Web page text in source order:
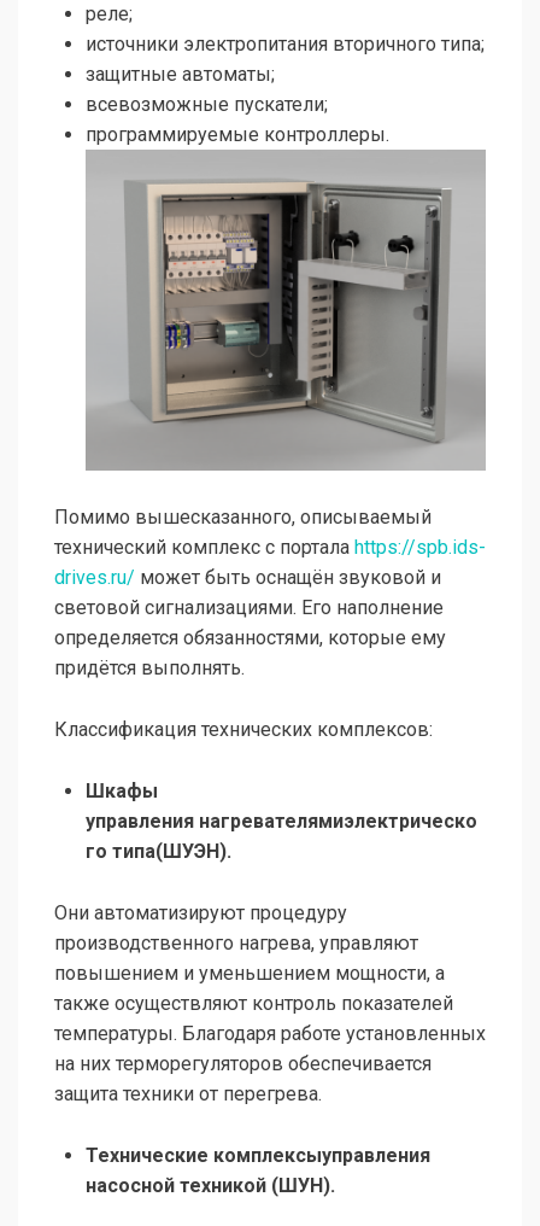
реле;
источники электропитания вторичного типа;
защитные автоматы;
всевозможные пускатели;
программируемые контроллеры.
Помимо вышесказанного, описываемый
технический комплекс с портала https://spb.ids-
drives.ru/ может быть оснащён звуковой и
световой сигнализациями. Его наполнение
определяется обязанностями, которые ему
придётся выполнять.
Классификация технических комплексов:
Шкафы
управления нагревателямиэлектрическо
го типа(ШУЭН).
Они автоматизируют процедуру
производственного нагрева, управляют
повышением и уменьшением мощности, а
также осуществляют контроль показателей
температуры. Благодаря работе установленных
на них терморегуляторов обеспечивается
защита техники от перегрева.
Технические комплексыуправления
насосной техникой (ШУН).